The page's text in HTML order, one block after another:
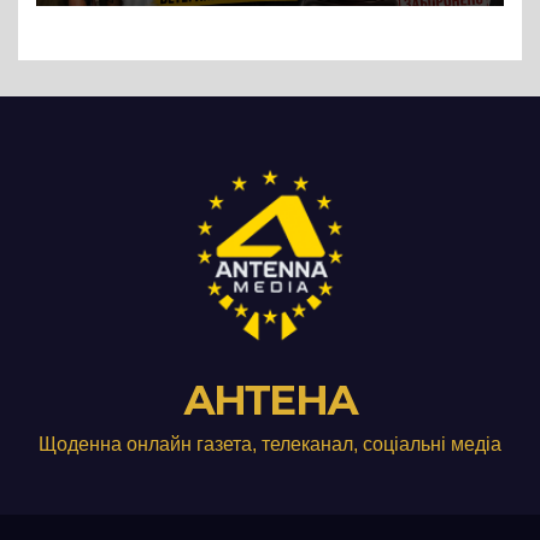
Три», що займається
АНТЕНА
Щоденна онлайн газета, телеканал, соціальні медіа